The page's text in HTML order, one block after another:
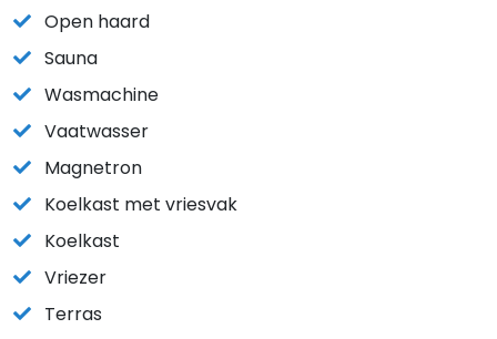
Open haard
Sauna
Wasmachine
Vaatwasser
Magnetron
Koelkast met vriesvak
Koelkast
Vriezer
Terras